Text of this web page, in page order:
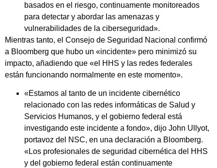
basados en el riesgo, continuamente monitoreados
para detectar y abordar las amenazas y
vulnerabilidades de la ciberseguridad».
Mientras tanto, el Consejo de Seguridad Nacional confirmó
a Bloomberg que hubo un «incidente» pero minimizó su
impacto, añadiendo que «el HHS y las redes federales
están funcionando normalmente en este momento».
«Estamos al tanto de un incidente cibernético
relacionado con las redes informáticas de Salud y
Servicios Humanos, y el gobierno federal está
investigando este incidente a fondo», dijo John Ullyot,
portavoz del NSC, en una declaración a Bloomberg.
«Los profesionales de seguridad cibernética del HHS
y del gobierno federal están continuamente